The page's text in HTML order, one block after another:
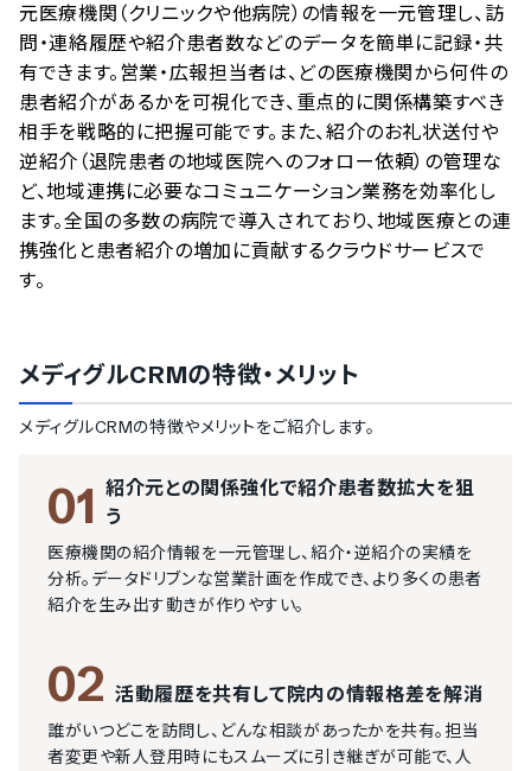
元医療機関（クリニックや他病院）の情報を一元管理し、訪
問・連絡履歴や紹介患者数などのデータを簡単に記録・共
有できます。営業・広報担当者は、どの医療機関から何件の
患者紹介があるかを可視化でき、重点的に関係構築すべき
相手を戦略的に把握可能です。また、紹介のお礼状送付や
逆紹介（退院患者の地域医院へのフォロー依頼）の管理な
ど、地域連携に必要なコミュニケーション業務を効率化し
ます。全国の多数の病院で導入されており、地域医療との連
携強化と患者紹介の増加に貢献するクラウドサービスで
す。
メディグルCRMの特徴・メリット
メディグルCRMの特徴やメリットをご紹介します。
01 紹介元との関係強化で紹介患者数拡大を狙
う
医療機関の紹介情報を一元管理し、紹介・逆紹介の実績を
分析。データドリブンな営業計画を作成でき、より多くの患者
紹介を生み出す動きが作りやすい。
02 活動履歴を共有して院内の情報格差を解消
誰がいつどこを訪問し、どんな相談があったかを共有。担当
者変更や新人登用時にもスムーズに引き継ぎが可能で、人